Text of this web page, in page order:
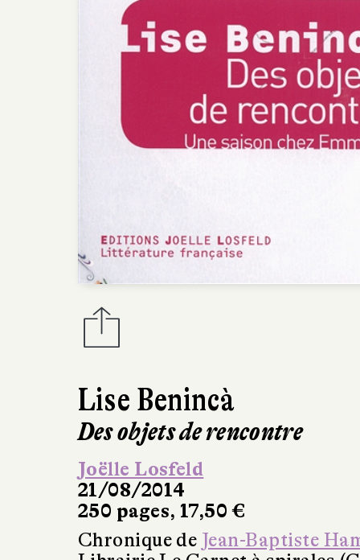
Lise Benincà
Des objets de rencontre
Joëlle Losfeld
21/08/2014
250 pages, 17,50 €
Chronique de Jean-Baptiste